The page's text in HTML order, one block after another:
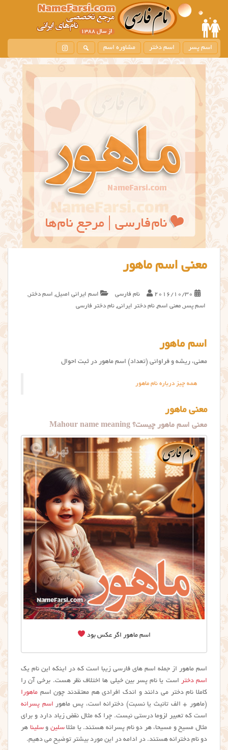
m
i
c
n
t
اسم پسر اسم دختر مشاوره اسم
معنی اسم ماهور
2016/10/30 نام فارسی اسم ایرانی اصیل, اسم دختر ,
اسم پسر , معنی اسم, نام دختر ایرانی, نام دختر فارسی
اسم ماهور
معنی، ریشه و فراوانی (تعداد) اسم ماهور در ثبت احوال
همه چیز درباره نام ماهور
معنی ماهور
معنی اسم ماهور چیست؟ Mahour name meaning
اسم ماهور اگر عکس بود
اسم ماهور از جمله اسم های فارسی زیبا است که در اینکه این نام یک
اسم دختر است یا نام پسر بین خیلی ها اختلاف نظر هست. برخی آن را
کاملا نام دختر می دانند و اندک افرادی هم معتقدند چون اسم ماهورا
(ماهور + الف تانیث یا نسبت) دخترانه است، پس ماهور اسم پسرانه
است که تعبیر لزوما درستی نیست. چرا که مثال نقض زیاد دارد و برای
مثال مسیح و مسیحا، هر دو نام پسرانه هستند. یا مثلاسلین وسلینا هر
دو نام دخترانه هستند. در ادامه در این مورد بیشتر توضیح می دهیم.